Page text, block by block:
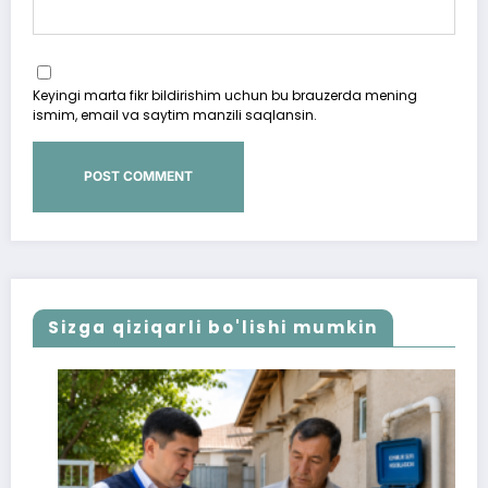
Keyingi marta fikr bildirishim uchun bu brauzerda mening
ismim, email va saytim manzili saqlansin.
Sizga qiziqarli bo'lishi mumkin